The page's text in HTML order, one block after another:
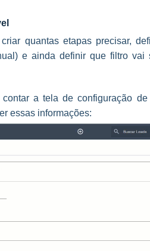
quantas etapas precisar,
e ainda definir que filtro
a tela de configuração
essas informações: